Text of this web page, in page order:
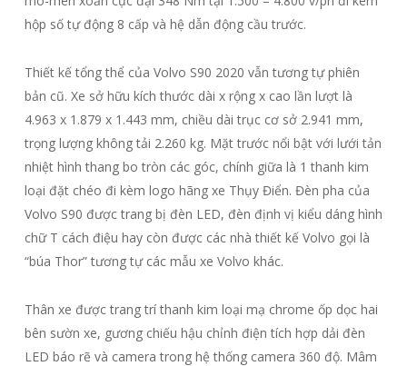
hộp số tự động 8 cấp và hệ dẫn động cầu trước.
Thiết kế tổng thể của Volvo S90 2020 vẫn tương tự phiên
bản cũ. Xe sở hữu kích thước dài x rộng x cao lần lượt là
4.963 x 1.879 x 1.443 mm, chiều dài trục cơ sở 2.941 mm,
trọng lượng không tải 2.260 kg. Mặt trước nổi bật với lưới tản
nhiệt hình thang bo tròn các góc, chính giữa là 1 thanh kim
loại đặt chéo đi kèm logo hãng xe Thụy Điển. Đèn pha của
Volvo S90 được trang bị đèn LED, đèn định vị kiểu dáng hình
chữ T cách điệu hay còn được các nhà thiết kế Volvo gọi là
“búa Thor” tương tự các mẫu xe Volvo khác.
Thân xe được trang trí thanh kim loại mạ chrome ốp dọc hai
bên sườn xe, gương chiếu hậu chỉnh điện tích hợp dải đèn
LED báo rẽ và camera trong hệ thống camera 360 độ. Mâm